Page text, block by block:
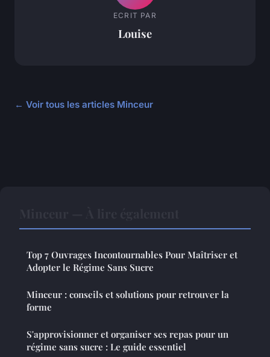
ECRIT PAR
Louise
← Voir tous les articles Minceur
Top 7 Ouvrages Incontournables Pour Maîtriser et
Adopter le Régime Sans Sucre
Minceur : conseils et solutions pour retrouver la
forme
S'approvisionner et organiser ses repas pour un
régime sans sucre : Le guide essentiel